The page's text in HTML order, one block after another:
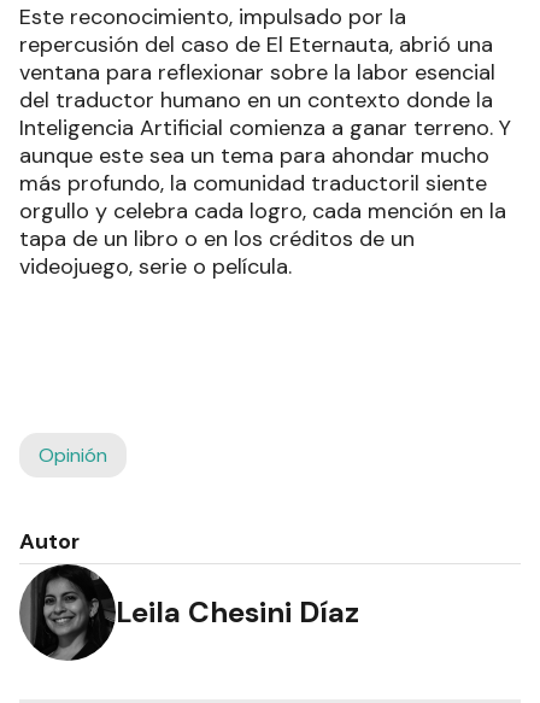
Este reconocimiento, impulsado por la
repercusión del caso de El Eternauta, abrió una
ventana para reflexionar sobre la labor esencial
del traductor humano en un contexto donde la
Inteligencia Artificial comienza a ganar terreno. Y
aunque este sea un tema para ahondar mucho
más profundo, la comunidad traductoril siente
orgullo y celebra cada logro, cada mención en la
tapa de un libro o en los créditos de un
videojuego, serie o película.
Opinión
Autor
Leila Chesini Díaz